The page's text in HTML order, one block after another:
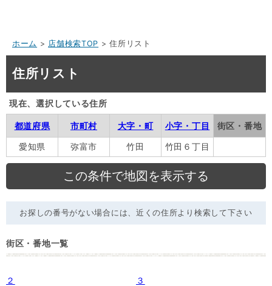
ホーム > 店舗検索TOP > 住所リスト
住所リスト
現在、選択している住所
都道府県 市町村 大字・町 小字・丁目
街区・番地
愛知県
弥富市 竹田 竹田６丁目
お探しの番号がない場合には、近くの住所より検索して下さい
街区・番地一覧
２ ３